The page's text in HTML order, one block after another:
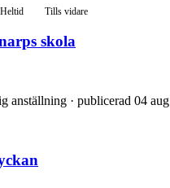
Heltid Tills vidare
skola
anställning · publicerad 04 aug